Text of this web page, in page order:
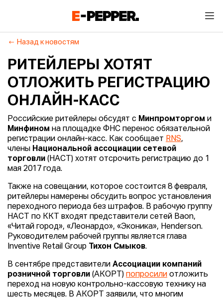
Назад к новостям
РИТЕЙЛЕРЫ ХОТЯТ
ОТЛОЖИТЬ РЕГИСТРАЦИЮ
ОНЛАЙН-КАСС
Российские ритейлеры обсудят с Минпромторгом и
Минфином на площадке ФНС перенос обязательной
регистрации онлайн-касс. Как сообщает RNS,
члены Национальной ассоциации сетевой
торговли (НАСТ) хотят отсрочить регистрацию до 1
мая 2017 года.
Также на совещании, которое состоится 8 февраля,
ритейлеры намерены обсудить вопрос установления
переходного периода без штрафов. В рабочую группу
НАСТ по ККТ входят представители сетей Baon,
«Читай город», «Леонардо», «Эконика», Henderson.
Руководителем рабочей группы является глава
Inventive Retail Group
Тихон Смыков.
В сентябре представители Ассоциации компаний
розничной торговли (АКОРТ) попросили отложить
переход на новую контрольно-кассовую технику на
шесть месяцев. В АКОРТ заявили, что многим